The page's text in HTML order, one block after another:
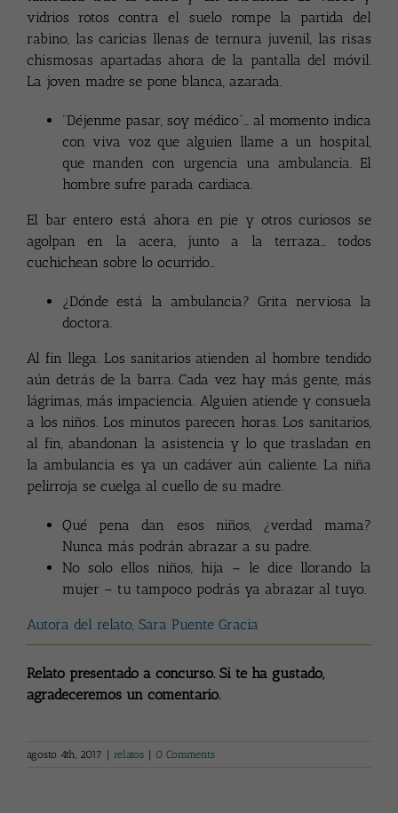
vidrios rotos contra el suelo rompe la partida del
rabino, las caricias llenas de ternura juvenil, las risas
chismosas apartadas ahora de la pantalla del móvil.
La joven madre se pone blanca, azarada.
“Déjenme pasar, soy médico”… al momento indica
con viva voz que alguien llame a un hospital,
que manden con urgencia una ambulancia. El
hombre sufre parada cardiaca.
El bar entero está ahora en pie y otros curiosos se
agolpan en la acera, junto a la terraza… todos
cuchichean sobre lo ocurrido…
¿Dónde está la ambulancia? Grita nerviosa la
doctora.
Al fin llega. Los sanitarios atienden al hombre tendido
aún detrás de la barra. Cada vez hay más gente, más
lágrimas, más impaciencia. Alguien atiende y consuela
a los niños. Los minutos parecen horas. Los sanitarios,
al fin, abandonan la asistencia y lo que trasladan en
la ambulancia es ya un cadáver aún caliente. La niña
pelirroja se cuelga al cuello de su madre.
Qué pena dan esos niños, ¿verdad mama?
Nunca más podrán abrazar a su padre.
No solo ellos niños, hija – le dice llorando la
mujer – tu tampoco podrás ya abrazar al tuyo.
Autora del relato, Sara Puente Gracia
Relato presentado a concurso. Si te ha gustado,
agradeceremos un comentario.
agosto 4th, 2017 | relatos | 0 Comments